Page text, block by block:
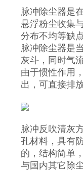
脉冲除尘器是
悬浮粉尘收集
分布不均等缺
脉冲除尘器是
灰斗，同时气
由于惯性作用
出，可直接排
脉冲反吹清灰
孔材料，具有
的，结构简单
与国内其它除